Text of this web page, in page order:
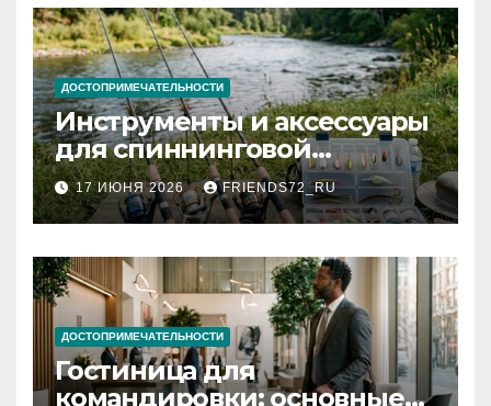
ДОСТОПРИМЕЧАТЕЛЬНОСТИ
Инструменты и аксессуары
для спиннинговой
рыбалки: назначение и
типы
17 ИЮНЯ 2026 FRIENDS72_RU
ДОСТОПРИМЕЧАТЕЛЬНОСТИ
Гостиница для
командировки: основные